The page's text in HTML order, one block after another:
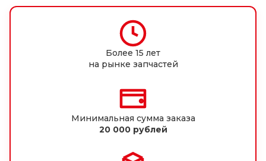
Более 15 лет
на рынке запчастей
Минимальная сумма заказа
20 000 рублей